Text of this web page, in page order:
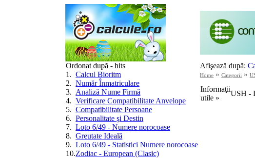
Ordonat după - hits
1 . Calcul Bioritm
2. Număr Înmatriculare
3. Analiză Nume Firmă
4. Verificare Compatibilitate Anvelope
5. Compatibilitate Persoane
6. Personalitate şi Destin
7. Loto 6/49 - Numere norocoase
8. Greutate Ideală
9. Loto 6/49 - Statistici Numere norocoase
10.Zodiac - European (Clasic)
Afişează după:
Home » Categorii »
Informaţii
utile »
USH -